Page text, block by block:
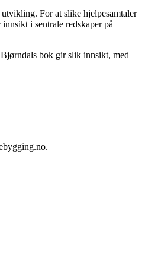
For at slike hjelpesamtaler
i sentrale redskaper på
bok gir slik innsikt, med